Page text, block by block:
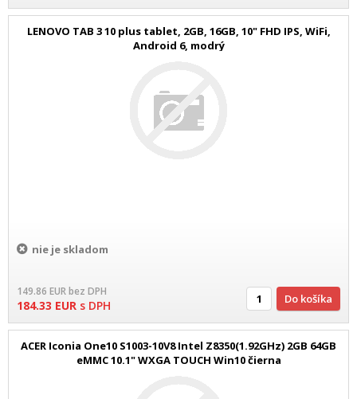
LENOVO TAB 3 10 plus tablet, 2GB, 16GB, 10" FHD IPS, WiFi,
Android 6, modrý
nie je skladom
149.86 EURbez DPH
184.33 EUR s DPH Do košíka
ACER Iconia One10 S1003-10V8 Intel Z8350(1.92GHz) 2GB 64GB
eMMC 10.1" WXGA TOUCH Win10 čierna